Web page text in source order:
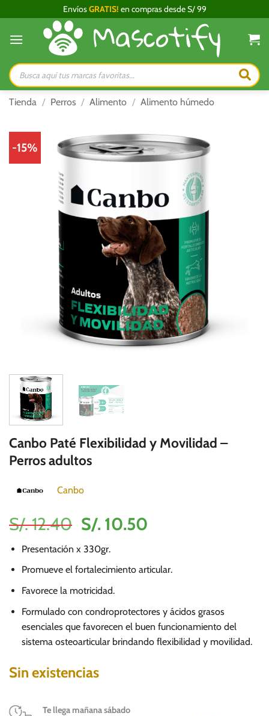
al
contenido
EnvíosGRATIS! en compras desde S/ 99
Búsqueda
de
productos
Tienda / Perros / Alimento / Alimento húmedo
-15%
Canbo Paté Flexibilidad y Movilidad –
Perros adultos
Canbo
S/.12.40 El
precio
original
era:
S/.
12.40.
S/. 10.50El
es:
10.50.
Presentación x 330gr.
Promueve el fortalecimiento articular.
Favorece la motricidad.
Formulado con condroprotectores y ácidos grasos
esenciales que favorecen el buen funcionamiento del
sistema osteoarticular brindando flexibilidad y movilidad.
Sin existencias
Te llega mañana sábado